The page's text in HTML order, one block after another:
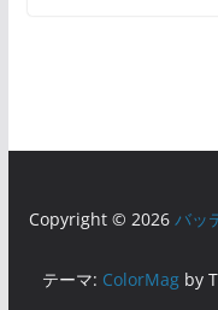
Copyright © 2026バッ
テーマ: ColorMagby